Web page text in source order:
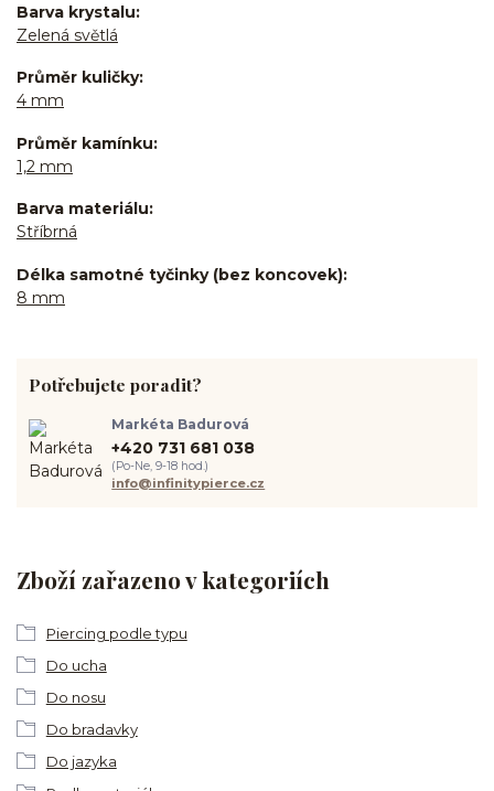
Barva krystalu
Zelená světlá
Průměr kuličky
4 mm
Průměr kamínku
1,2 mm
Barva materiálu
Stříbrná
Délka samotné tyčinky (bez koncovek)
8 mm
Zboží zařazeno v kategoriích
Piercing podle typu
Do ucha
Do nosu
Do bradavky
Do jazyka
Potřebujete poradit?
Markéta Badurová
+420 731 681 038
(Po-Ne, 9-18 hod.)
info@infinitypierce.cz